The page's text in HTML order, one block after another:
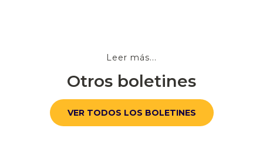
Leer más...
Otros boletines
VER TODOS LOS BOLETINES